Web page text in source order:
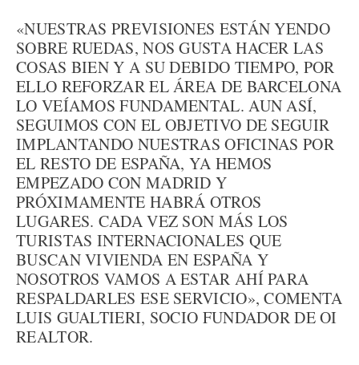
«NUESTRAS PREVISIONES ESTÁN YENDO
SOBRE RUEDAS, NOS GUSTA HACER LAS
COSAS BIEN Y A SU DEBIDO TIEMPO, POR
ELLO REFORZAR EL ÁREA DE BARCELONA
LO VEÍAMOS FUNDAMENTAL. AUN ASÍ,
SEGUIMOS CON EL OBJETIVO DE SEGUIR
IMPLANTANDO NUESTRAS OFICINAS POR
EL RESTO DE ESPAÑA, YA HEMOS
EMPEZADO CON MADRID Y
PRÓXIMAMENTE HABRÁ OTROS
LUGARES. CADA VEZ SON MÁS LOS
TURISTAS INTERNACIONALES QUE
BUSCAN VIVIENDA EN ESPAÑA Y
NOSOTROS VAMOS A ESTAR AHÍ PARA
RESPALDARLES ESE SERVICIO», COMENTA
LUIS GUALTIERI, SOCIO FUNDADOR DE OI
REALTOR.